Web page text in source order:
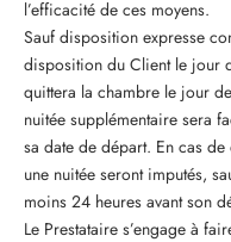
l’efficacité de ces moyens.
Sauf disposition expresse
disposition du Client le jour
quittera la chambre le jour
nuitée supplémentaire sera
sa date de départ. En cas
une nuitée seront imputés,
moins 24 heures avant son
Le Prestataire s’engage à